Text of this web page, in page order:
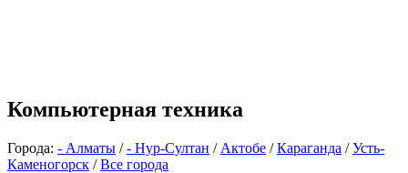
Компьютерная техника
Города: - Алматы /- Нур-Султан / Актобе /Караганда /Усть-
Каменогорск /Все города